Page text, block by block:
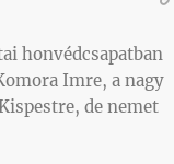
honvédcsapatban
Imre, a nagy
de nemet